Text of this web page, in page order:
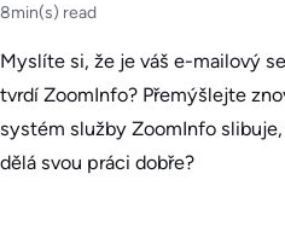
8min(s) read
Myslíte si, že je váš e-mailový
tvrdí ZoomInfo? Přemýšlejte
systém služby ZoomInfo
dělá svou práci dobře?